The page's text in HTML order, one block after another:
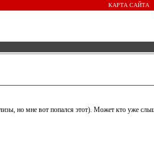
КАРТА САЙТА
но мне вот попался этот). Может кто уже